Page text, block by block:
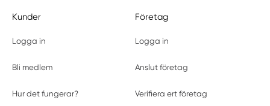
Kunder
Logga in
Bli medlem
Hur det fungerar?
Företag
Logga in
Anslut företag
Verifiera ert företag